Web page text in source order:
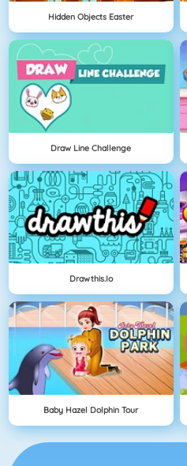
Hidden Objects Easter
Draw Line Challenge
Drawthis.io
Baby Hazel Dolphin Tour